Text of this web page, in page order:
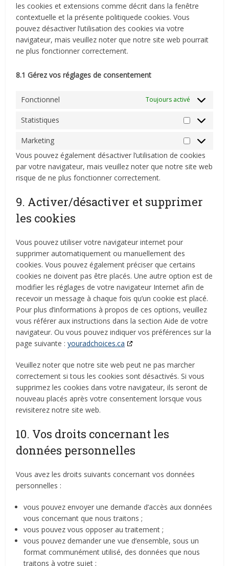
les cookies et extensions comme décrit dans la fenêtre
contextuelle et la présente politiquede cookies. Vous
pouvez désactiver l’utilisation des cookies via votre
navigateur, mais veuillez noter que notre site web pourrait
ne plus fonctionner correctement.
8.1 Gérez vos réglages de consentement
Fonctionnel Toujours activé
Statistiques
Statistiques
Marketing
Marketing
Vous pouvez également désactiver l’utilisation de cookies
par votre navigateur, mais veuillez noter que notre site web
risque de ne plus fonctionner correctement.
9. Activer/désactiver et supprimer
les cookies
Vous pouvez utiliser votre navigateur internet pour
supprimer automatiquement ou manuellement des
cookies. Vous pouvez également préciser que certains
cookies ne doivent pas être placés. Une autre option est de
modifier les réglages de votre navigateur Internet afin de
recevoir un message à chaque fois qu’un cookie est placé.
Pour plus d’informations à propos de ces options, veuillez
vous référer aux instructions dans la section Aide de votre
navigateur. Ou vous pouvez indiquer vos préférences sur la
page suivante :youradchoices.ca
Veuillez noter que notre site web peut ne pas marcher
correctement si tous les cookies sont désactivés. Si vous
supprimez les cookies dans votre navigateur, ils seront de
nouveau placés après votre consentement lorsque vous
revisiterez notre site web.
10. Vos droits concernant les
données personnelles
Vous avez les droits suivants concernant vos données
personnelles :
vous pouvez envoyer une demande d’accès aux données
vous concernant que nous traitons ;
vous pouvez vous opposer au traitement ;
vous pouvez demander une vue d’ensemble, sous un
format communément utilisé, des données que nous
traitons à votre sujet ;